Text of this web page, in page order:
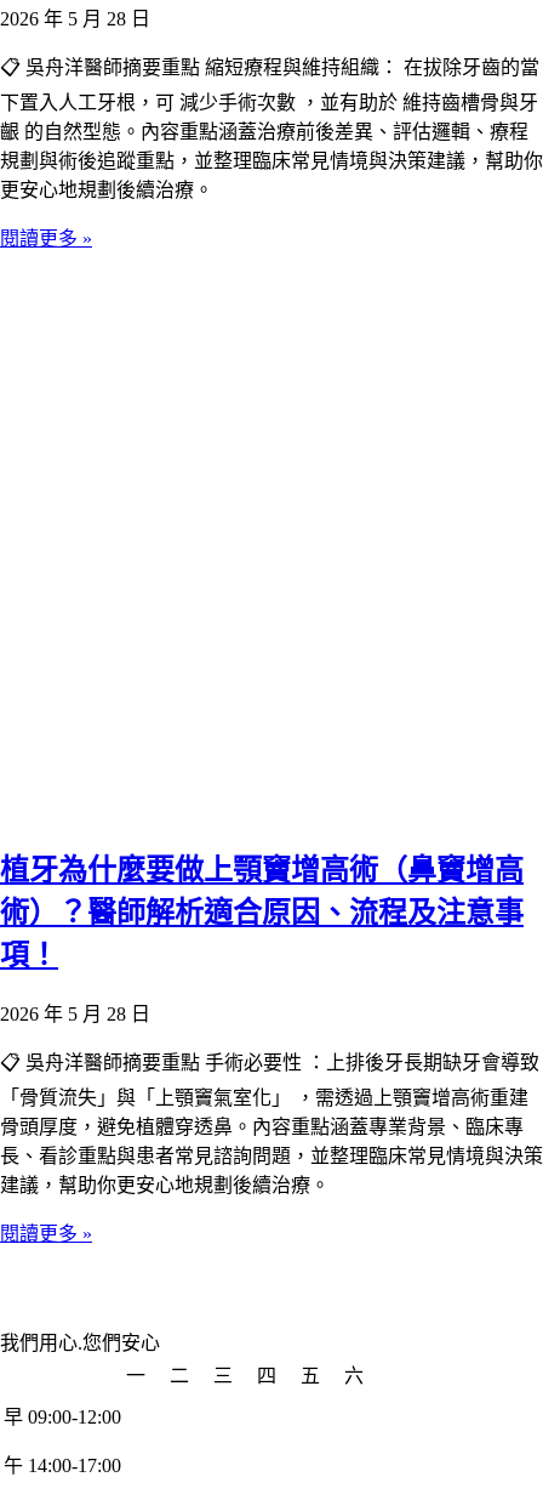
2026 年 5 月 28 日
📋 吳舟洋醫師摘要重點 縮短療程與維持組織： 在拔除牙齒的當
下置入人工牙根，可 減少手術次數 ，並有助於 維持齒槽骨與牙
齦 的自然型態。內容重點涵蓋治療前後差異、評估邏輯、療程
規劃與術後追蹤重點，並整理臨床常見情境與決策建議，幫助你
更安心地規劃後續治療。
閱讀更多 »
植牙為什麼要做上顎竇增高術（鼻竇增高
術）？醫師解析適合原因、流程及注意事
項！
2026 年 5 月 28 日
📋 吳舟洋醫師摘要重點 手術必要性 ：上排後牙長期缺牙會導致
「骨質流失」與「上顎竇氣室化」 ，需透過上顎竇增高術重建
骨頭厚度，避免植體穿透鼻。內容重點涵蓋專業背景、臨床專
長、看診重點與患者常見諮詢問題，並整理臨床常見情境與決策
建議，幫助你更安心地規劃後續治療。
閱讀更多 »
我們用心.您們安心
一
二 三 四 五
六
早 09:00-12:00
午 14:00-17:00